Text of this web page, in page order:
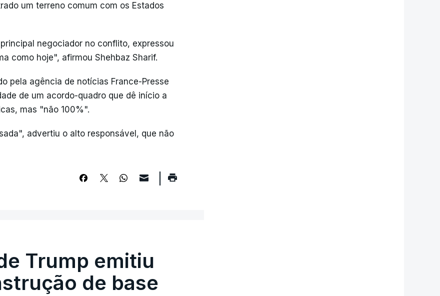
um terreno comum com os Estados
negociador no conflito, expressou
como hoje", afirmou Shehbaz Sharif.
pela agência de notícias France-Presse
de um acordo-quadro que dê início a
mas "não 100%".
advertiu o alto responsável, que não
Trump emitiu
de base